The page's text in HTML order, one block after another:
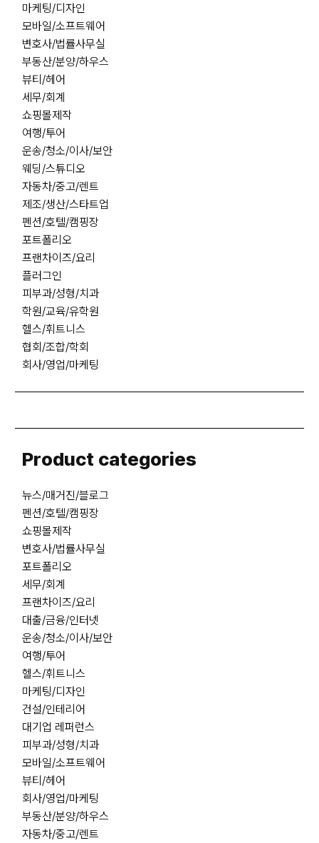
마케팅/디자인
모바일/소프트웨어
변호사/법률사무실
부동산/분양/하우스
뷰티/헤어
세무/회계
쇼핑몰제작
여행/투어
운송/청소/이사/보안
웨딩/스튜디오
자동차/중고/렌트
제조/생산/스타트업
펜션/호텔/캠핑장
포트폴리오
프랜차이즈/요리
플러그인
피부과/성형/치과
학원/교육/유학원
헬스/휘트니스
협회/조합/학회
회사/영업/마케팅
Product categories
뉴스/매거진/블로그
펜션/호텔/캠핑장
쇼핑몰제작
변호사/법률사무실
포트폴리오
세무/회계
프랜차이즈/요리
대출/금융/인터넷
운송/청소/이사/보안
여행/투어
헬스/휘트니스
마케팅/디자인
건설/인테리어
대기업 레퍼런스
피부과/성형/치과
모바일/소프트웨어
뷰티/헤어
회사/영업/마케팅
부동산/분양/하우스
자동차/중고/렌트